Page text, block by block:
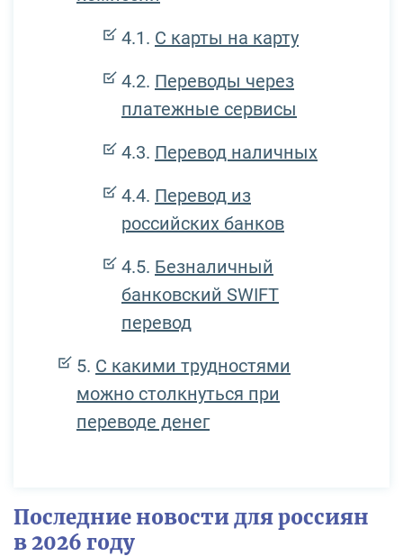
С карты на карту
Переводы через
платежные сервисы
Перевод наличных
Перевод из
российских банков
Безналичный
банковский SWIFT
перевод
С какими трудностями
можно столкнуться при
переводе денег
Последние новости для россиян
в 2026 году